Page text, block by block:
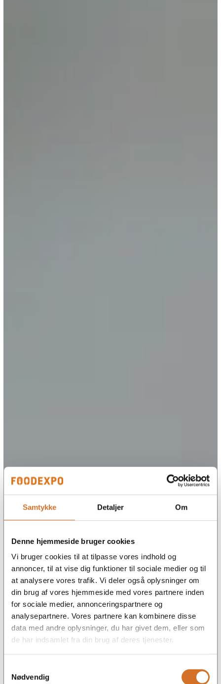
Samtykke Detaljer Om
Denne hjemmeside bruger cookies
Vi bruger cookies til at tilpasse vores indhold og
annoncer, til at vise dig funktioner til sociale medier og til
at analysere vores trafik. Vi deler også oplysninger om
din brug af vores hjemmeside med vores partnere inden
for sociale medier, annonceringspartnere og
analysepartnere. Vores partnere kan kombinere disse
data med andre oplysninger, du har givet dem, eller som
de har indsamlet fra din brug af deres tjenester.
Nødvendig